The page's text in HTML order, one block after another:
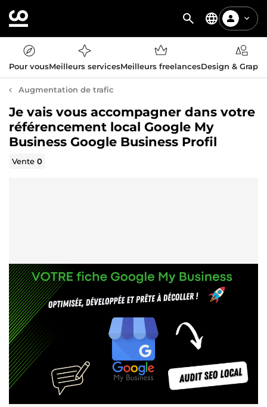
Pour vousMeilleurs servicesMeilleurs freelancesDesign &
Augmentation de trafic
Je vais vous accompagner dans votre
référencement local Google My
Business Google Business Profil
Vente0